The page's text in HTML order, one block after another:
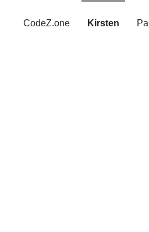
CodeZ.one Kirsten